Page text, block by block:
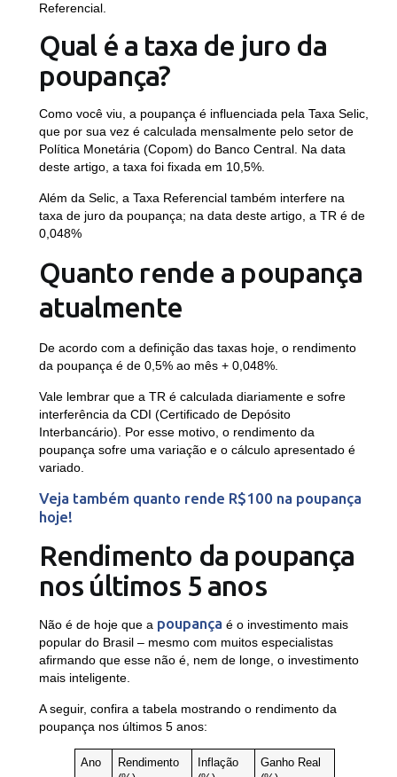
Referencial.
Qual é a taxa de juro da
poupança?
Como você viu, a poupança é influenciada pela Taxa Selic,
que por sua vez é calculada mensalmente pelo setor de
Política Monetária (Copom) do Banco Central. Na data
deste artigo, a taxa foi fixada em 10,5%.
Além da Selic, a Taxa Referencial também interfere na
taxa de juro da poupança; na data deste artigo, a TR é de
0,048%
Quanto rende a poupança
atualmente
De acordo com a definição das taxas hoje, o rendimento
da poupança é de 0,5% ao mês + 0,048%.
Vale lembrar que a TR é calculada diariamente e sofre
interferência da CDI (Certificado de Depósito
Interbancário). Por esse motivo, o rendimento da
poupança sofre uma variação e o cálculo apresentado é
variado.
Veja também quanto rende R$100 na poupança
hoje!
Rendimento da poupança
nos últimos 5 anos
Não é de hoje que a poupança é o investimento mais
popular do Brasil – mesmo com muitos especialistas
afirmando que esse não é, nem de longe, o investimento
mais inteligente.
A seguir, confira a tabela mostrando o rendimento da
poupança nos últimos 5 anos:
Ano
Rendimento
Inflação
Ganho Real